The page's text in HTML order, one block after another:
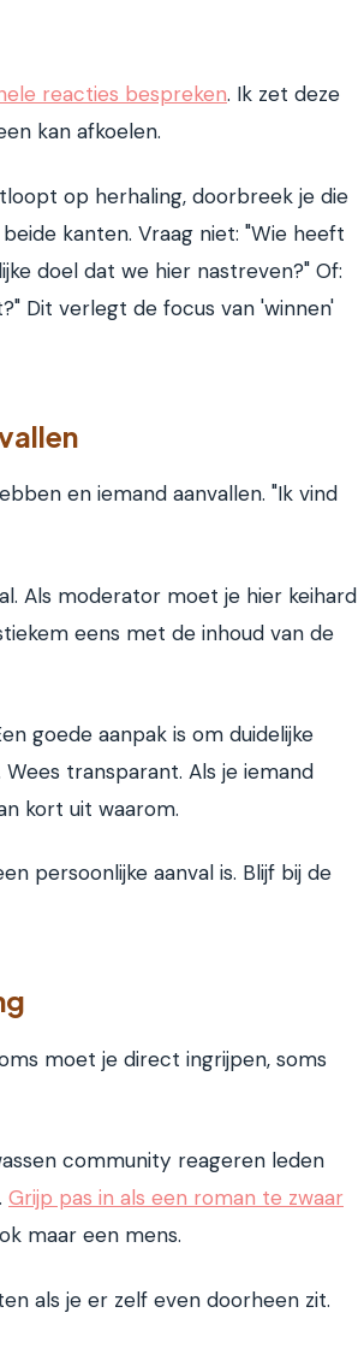
reacties bespreken. Ik zet deze
kan afkoelen.
op herhaling, doorbreek je die
kanten. Vraag niet: "Wie heeft
doel dat we hier nastreven?" Of:
Dit verlegt de focus van 'winnen'
en iemand aanvallen. "Ik vind
Als moderator moet je hier keihard
eens met de inhoud van de
goede aanpak is om duidelijke
transparant. Als je iemand
kort uit waarom.
persoonlijke aanval is. Blijf bij de
moet je direct ingrijpen, soms
community reageren leden
Grijp pas in als een roman te zwaar
maar een mens.
als je er zelf even doorheen zit.